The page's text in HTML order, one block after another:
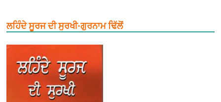
ਲਹਿੰਦੇ ਸੂਰਜ ਦੀ ਸੁਰਖੀ-ਗੁਰਨਾਮ ਢਿੱਲੋਂ